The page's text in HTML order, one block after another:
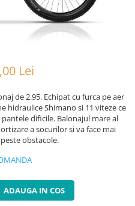
Lei
de 2.95. Echipat cu furca pe aer
hidraulice Shimano si 11 viteze ce
dificile. Balonajul mare al
a socurilor si va face mai
obstacole.
ADAUGA IN COS